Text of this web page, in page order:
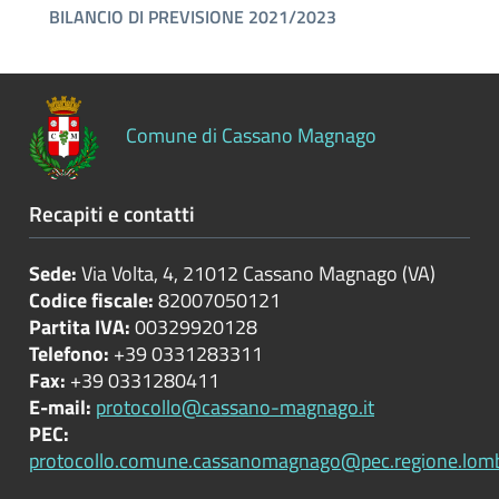
Comune di Cassano Magnago
Recapiti e contatti
Sede:Via Volta, 4, 21012 Cassano Magnago (VA)
Codice fiscale:82007050121
Partita IVA:00329920128
Telefono: +39 0331283311
Fax: +39 0331280411
E-mail: protocollo@cassano-magnago.it
PEC:
Controlli
attività
economiche
Servizi
Pagamenti
dell'amministrazione
Opere
pubbliche
Pianificazione